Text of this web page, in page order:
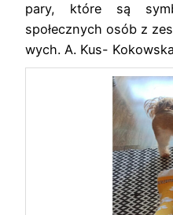
pary, które są
społecznych osób z
wych. A. Kus- Kokowska